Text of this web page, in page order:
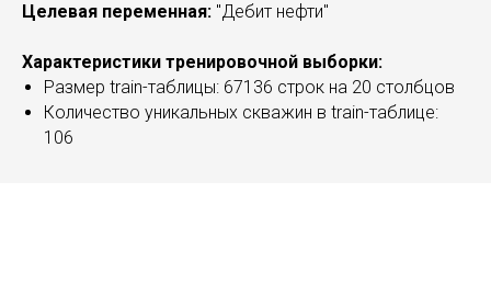
Целевая переменная: "Дебит нефти"
Характеристики тренировочной выборки:
Размер train-таблицы: 67136 строк на 20 столбцов
Количество уникальных скважин в train-таблице:
106